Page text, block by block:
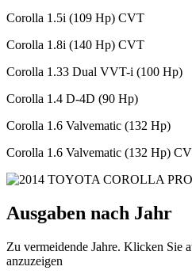
Corolla 1.5i (109 Hp) CVT
Corolla 1.8i (140 Hp) CVT
Corolla 1.33 Dual VVT-i (100 Hp)
Corolla 1.4 D-4D (90 Hp)
Corolla 1.6 Valvematic (132 Hp)
Corolla 1.6 Valvematic (132 Hp)
Ausgaben nach Jahr
Zu vermeidende Jahre. Klicken Sie
anzuzeigen